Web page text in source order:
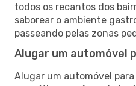
todos os recantos dos
saborear o ambiente
passeando pelas zonas
Alugar um automóvel
Alugar um automóvel